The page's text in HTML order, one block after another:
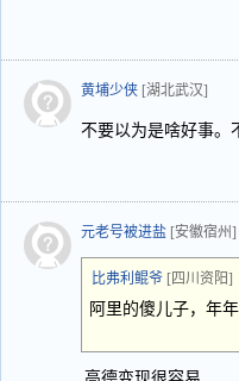
黄埔少侠 [湖北武汉]
不要以为是啥好事。
元老号被进盐 [安徽宿州]
比弗利鲲爷 [四川资阳]
阿里的傻儿子，年